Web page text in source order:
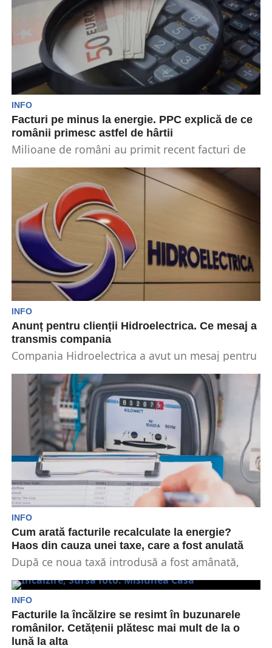
INFO
Facturi pe minus la energie. PPC explică de ce
românii primesc astfel de hârtii
Milioane de români au primit recent facturi de
decembrie 2024. Facturile...
INFO
Anunț pentru clienții Hidroelectrica. Ce mesaj a
transmis compania
Compania Hidroelectrica a avut un mesaj pentru
transmiterea...
INFO
Cum arată facturile recalculate la energie?
Haos din cauza unei taxe, care a fost anulată
După ce noua taxă introdusă a fost amânată,
toate...
INFO
Facturile la încălzire se resimt în buzunarele
românilor. Cetățenii plătesc mai mult de la o
lună la alta